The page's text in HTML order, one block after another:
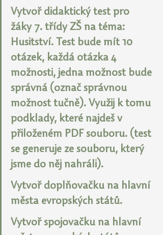
Vytvoř didaktický test pro
žáky 7. třídy ZŠ na téma:
Husitství. Test bude mít 10
otázek, každá otázka 4
možnosti, jedna možnost bude
správná (označ správnou
možnost tučně). Využij k tomu
podklady, které najdeš v
přiloženém PDF souboru. (test
se generuje ze souboru, který
jsme do něj nahráli).
Vytvoř doplňovačku na hlavní
města evropských států.
Vytvoř spojovačku na hlavní